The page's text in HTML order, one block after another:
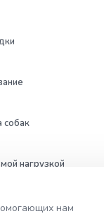
собак
нагрузкой
нам